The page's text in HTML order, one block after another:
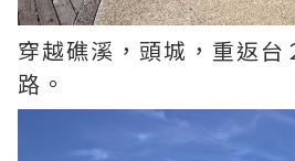
穿越礁溪，頭城，重返台
路。